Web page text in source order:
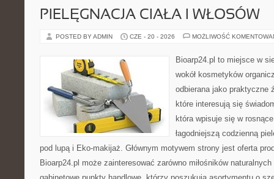
PIELĘGNACJA CIAŁA I WŁOSÓW
POSTED BY ADMIN CZE - 20 - 2026 MOŻLIWOŚĆ
Bioarp24.pl to miejsce w
wokół kosmetyków
odbierana jako praktyczne
które interesują się
która wpisuje się w
łagodniejszą codzienną
pod lupą i Eko-makijaż. Głównym motywem strony jest oferta
Bioarp24.pl może zainteresować zarówno miłośników